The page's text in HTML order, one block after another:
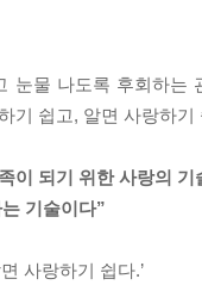
홧김에 뱉은 한마디
아 있다는 증거입니다.
해.’ ‘괜찮아. 잘했고,
모의 자존감이 아이
눈물 나도록 후회하는
기 쉽고, 알면 사랑하
이 되기 위한 사랑의 기
기술이다”
사랑하기 쉽다.’